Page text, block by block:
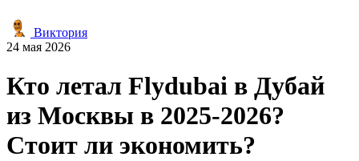
Виктория
24 мая 2026
Кто летал Flydubai в Дубай
из Москвы в 2025‑2026?
Стоит ли экономить?